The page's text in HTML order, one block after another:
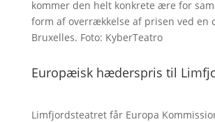
kommer den helt konkrete ære for
form af overrækkelse af prisen ved en
Bruxelles. Foto: KyberTeatro
Europæisk hæderspris til
Limfjordsteatret får Europa